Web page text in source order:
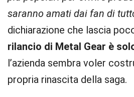
saranno amati dai fan di
dichiarazione che lascia
rilancio di Metal Gear è
l’azienda sembra voler
propria rinascita della saga.